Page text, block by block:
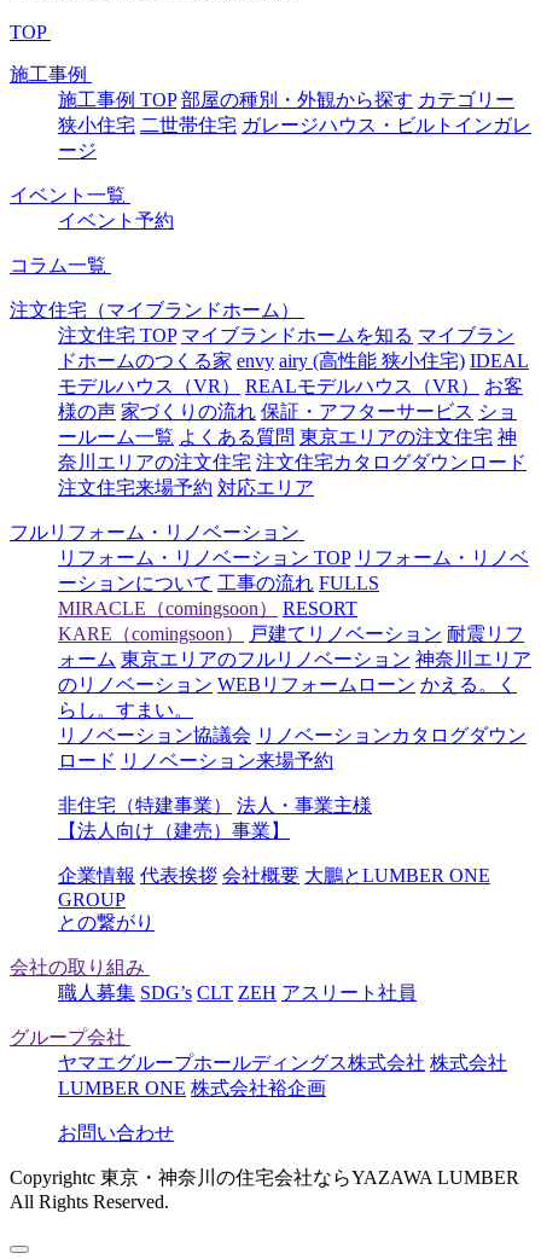
TOP
施工事例
施工事例 TOP 部屋の種別・外観から探す カテゴリー
狭小住宅 二世帯住宅 ガレージハウス・ビルトインガレ
ージ
イベント一覧
イベント予約
コラム一覧
注文住宅（マイブランドホーム）
注文住宅 TOP マイブランドホームを知る マイブラン
ドホームのつくる家 envy airy (高性能 狭小住宅) IDEAL
モデルハウス（VR）
REALモデルハウス（VR）
お客
様の声 家づくりの流れ 保証・アフターサービス ショ
ールーム一覧 よくある質問 東京エリアの注文住宅 神
奈川エリアの注文住宅 注文住宅カタログダウンロード
注文住宅来場予約 対応エリア
フルリフォーム・リノベーション
リフォーム・リノベーション TOP リフォーム・リノベ
ーションについて 工事の流れ FULLS
MIRACLE（comingsoon）
RESORT
KARE（comingsoon）
戸建てリノベーション 耐震リフ
ォーム 東京エリアのフルリノベーション 神奈川エリア
のリノベーション WEBリフォームローン かえる。く
らし。すまい。
リノベーション協議会 リノベーションカタログダウン
ロード リノベーション来場予約
非住宅（特建事業）
法人・事業主様
【法人向け（建売）事業】
企業情報 代表挨拶 会社概要 大鵬とLUMBER ONE
GROUP
との繋がり
会社の取り組み
職人募集 SDG’s CLT ZEH アスリート社員
グループ会社
ヤマエグループホールディングス株式会社 株式会社
LUMBER ONE 株式会社裕企画
お問い合わせ
Copyrightc 東京・神奈川の住宅会社ならYAZAWA LUMBER
All Rights Reserved.